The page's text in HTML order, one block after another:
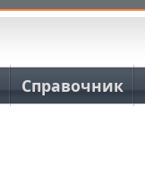
Справочник